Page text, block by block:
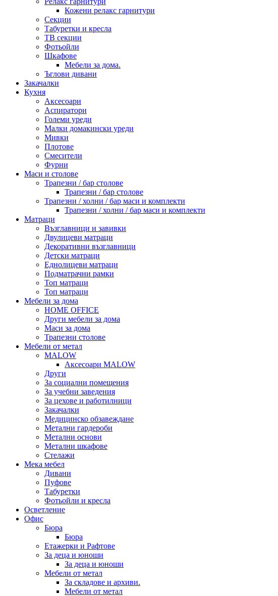
Кожени релакс гарнитури
Секции
Табуретки и кресла
ТВ секции
Фотьойли
Шкафове
Мебели за дома.
Ъглови дивани
Закачалки
Кухня
Аксесоари
Аспиратори
Големи уреди
Малки домакински уреди
Мивки
Плотове
Смесители
Фурни
Маси и столове
Трапезни / бар столове
Трапезни / бар столове
Трапезни / холни / бар маси и комплекти
Трапезни / холни / бар маси и комплекти
Матраци
Възглавници и завивки
Двулицеви матраци
Декоративни възглавници
Детски матраци
Еднолицеви матраци
Подматрачни рамки
Топ матраци
Топ матраци
Мебели за дома
HOME OFFICE
Други мебели за дома
Маси за дома
Трапезни столове
Мебели от метал
MALOW
Аксесоари MALOW
Други
За социални помещения
За учебни заведения
За цехове и работилници
Закачалки
Медицинско обзавеждане
Метални гардероби
Метални основи
Метални шкафове
Стелажи
Мека мебел
Дивани
Пуфове
Табуретки
Фотьойли и кресла
Осветление
Офис
Бюра
Бюра
Етажерки и Рафтове
За деца и юноши
За деца и юноши
Мебели от метал
За складове и архиви.
Мебели от метал